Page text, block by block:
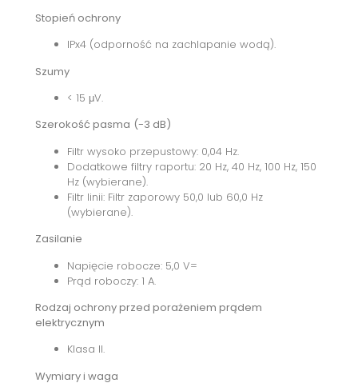
Stopień ochrony
IPx4 (odporność na zachlapanie wodą).
Szumy
< 15 μV.
Szerokość pasma (-3 dB)
Filtr wysoko przepustowy: 0,04 Hz.
Dodatkowe filtry raportu: 20 Hz, 40 Hz, 100 Hz, 150
Hz (wybierane).
Filtr linii: Filtr zaporowy 50,0 lub 60,0 Hz
(wybierane).
Zasilanie
Napięcie robocze: 5,0 V=
Prąd roboczy: 1 A.
Rodzaj ochrony przed porażeniem prądem
elektrycznym
Klasa II.
Wymiary i waga